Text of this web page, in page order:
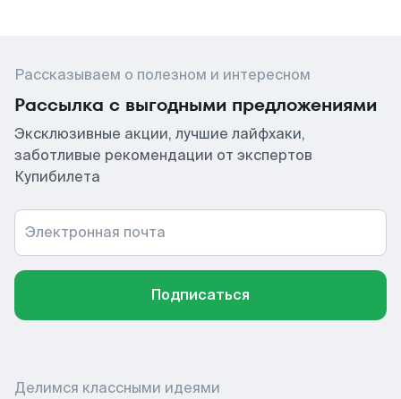
Рассказываем о полезном и интересном
Рассылка с выгодными предложениями
Эксклюзивные акции, лучшие лайфхаки,
заботливые рекомендации от экспертов
Купибилета
Электронная почта
Подписаться
Делимся классными идеями